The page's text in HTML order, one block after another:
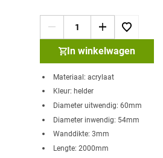
In winkelwagen
Materiaal: acrylaat
Kleur: helder
Diameter uitwendig: 60mm
Diameter inwendig: 54mm
Wanddikte: 3mm
Lengte: 2000mm